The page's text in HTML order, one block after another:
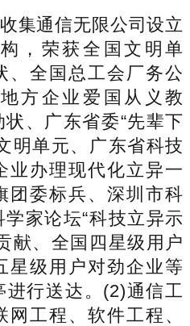
通信无限公司设立
，荣获全国文明单
、全国总工会厂务公
方企业爱国从义教
、广东省委“先辈下
明单元、广东省科技
业办理现代化立异一
团委标兵、深圳市科
家论坛“科技立异示
献、全国四星级用户
星级用户对劲企业等
行送达。(2)通信工
工程、软件工程、